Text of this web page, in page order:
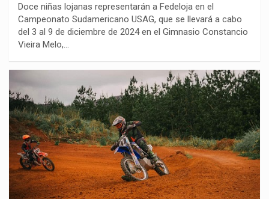
Doce niñas lojanas representarán a Fedeloja en el
Campeonato Sudamericano USAG, que se llevará a cabo
del 3 al 9 de diciembre de 2024 en el Gimnasio Constancio
Vieira Melo,…